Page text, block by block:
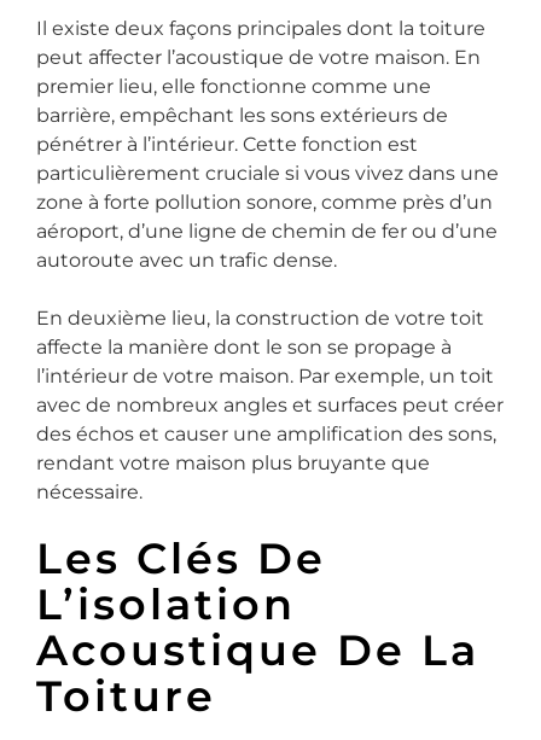
Il existe deux façons principales dont la toiture
peut affecter l’acoustique de votre maison. En
premier lieu, elle fonctionne comme une
barrière, empêchant les sons extérieurs de
pénétrer à l’intérieur. Cette fonction est
particulièrement cruciale si vous vivez dans une
zone à forte pollution sonore, comme près d’un
aéroport, d’une ligne de chemin de fer ou d’une
autoroute avec un trafic dense.
En deuxième lieu, la construction de votre toit
affecte la manière dont le son se propage à
l’intérieur de votre maison. Par exemple, un toit
avec de nombreux angles et surfaces peut créer
des échos et causer une amplification des sons,
rendant votre maison plus bruyante que
nécessaire.
Les Clés De
L’isolation
Acoustique De La
Toiture